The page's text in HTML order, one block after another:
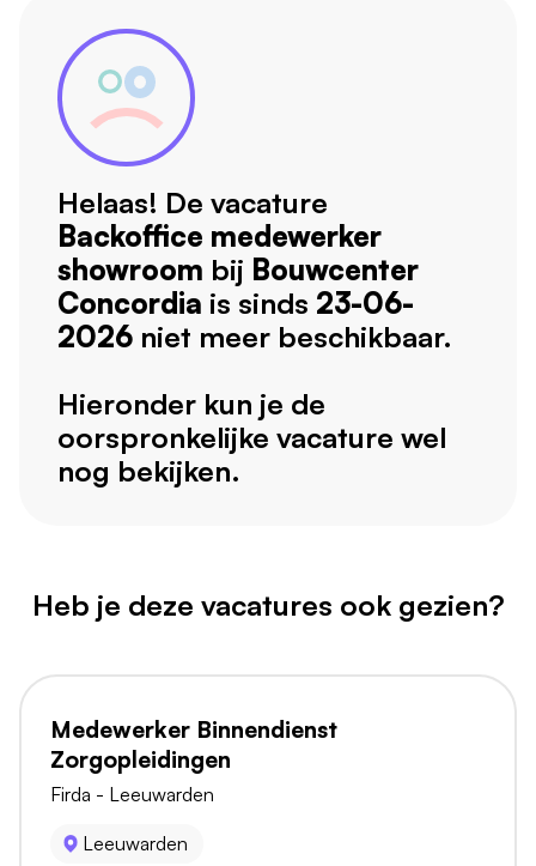
Helaas! De vacature
Backoffice medewerker
showroom bij Bouwcenter
Concordia is sinds 23-06-
2026 niet meer beschikbaar.
Hieronder kun je de
oorspronkelijke vacature wel
nog bekijken.
Heb je deze vacatures ook gezien?
Medewerker Binnendienst
Zorgopleidingen
Firda - Leeuwarden
Leeuwarden